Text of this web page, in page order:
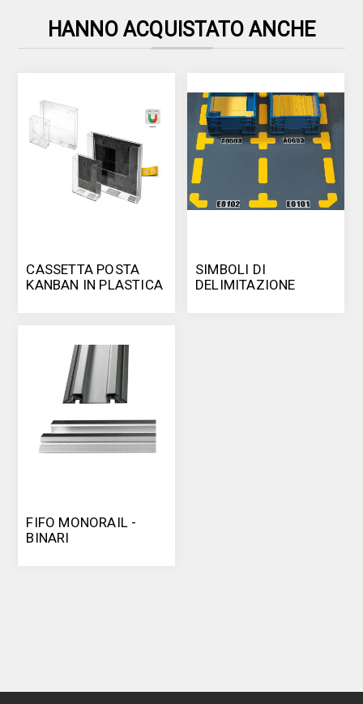
HANNO ACQUISTATO ANCHE
CASSETTA POSTA
KANBAN IN PLASTICA
SIMBOLI DI
DELIMITAZIONE
FIFO MONORAIL -
BINARI